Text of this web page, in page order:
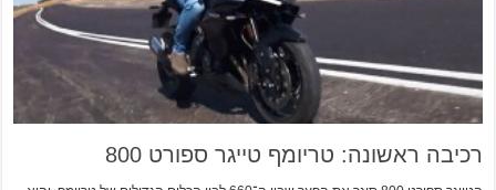
רכיבה ראשונה: טריומף טייגר ספורט 800